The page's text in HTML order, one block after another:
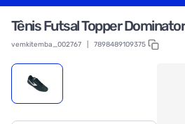
Tênis Futsal Topper
vemkitemba_002767 7898489109375